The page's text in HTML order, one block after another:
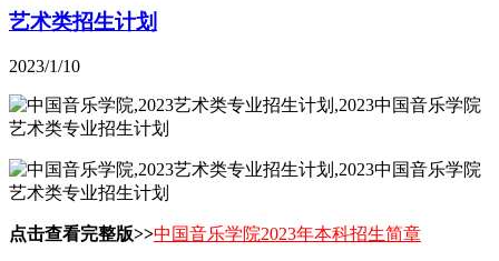
艺术类招生计划
2023/1/10
点击查看完整版>>中国音乐学院2023年本科招生简章